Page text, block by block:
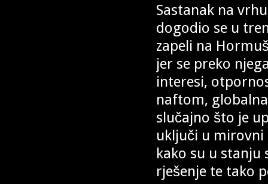
Sastanak na
dogodio se u
zapeli na
jer se preko
interesi,
naftom,
slučajno što je
uključi u mirovni
kako su u
rješenje te tako